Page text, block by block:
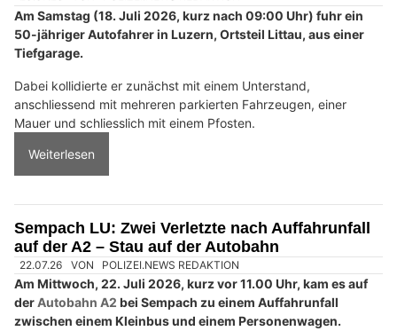
Die betroffene Strasse musste für mehrere Stunden gesperrt
werden.
Weiterlesen
Umweltgerechte Ölbindungslösungen von Ölfrei GmbH